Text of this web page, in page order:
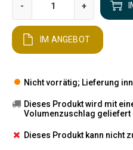
- +
IM ANGEBOT
Nicht vorrätig; Lieferung
Dieses Produkt wird mit
Volumenzuschlag geliefert
Dieses Produkt kann nicht